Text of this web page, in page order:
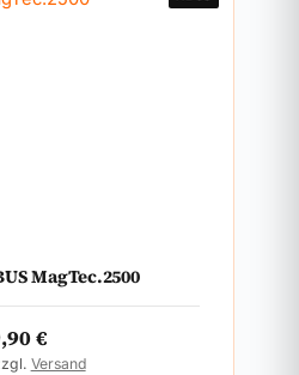
MagTec.2500
€
Versand